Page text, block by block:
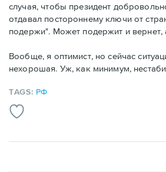
случая, чтобы президент
отдавал постороннему ключи от
подержи". Может подержит и
Вообще, я оптимист, но сейчас
нехорошая. Уж, как минимум,
TAGS: РФ